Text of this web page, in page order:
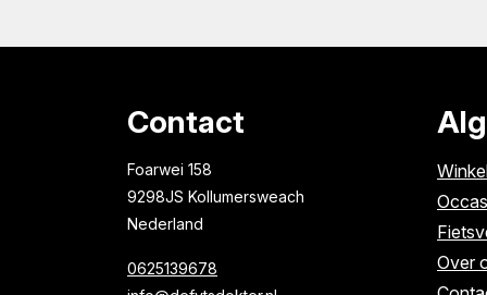
Contact
Foarwei 158
9298JS Kollumersweach
Nederland
0625139678
Over